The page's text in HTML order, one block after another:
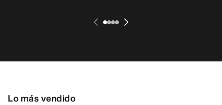
Lo más vendido